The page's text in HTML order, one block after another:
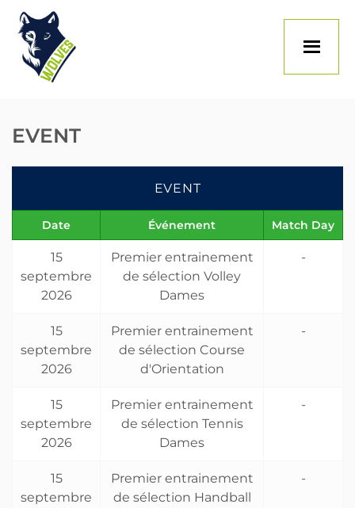
Skip
content
EVENT
EVENT
Date Événement Match Day
15
septembre
2026
Premier entrainement
de sélection Volley
Dames
-
15
septembre
2026
Premier entrainement
de sélection Course
d'Orientation
-
15
septembre
2026
Premier entrainement
de sélection Tennis
Dames
-
15
septembre
Premier entrainement
de sélection Handball
-